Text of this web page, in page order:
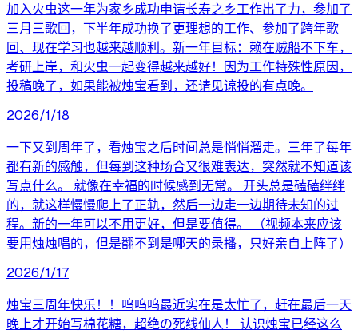
加入火虫这一年为家乡成功申请长寿之乡工作出了力，参加了
三月三歌回，下半年成功换了更理想的工作、参加了跨年歌
回、现在学习也越来越顺利。新一年目标：赖在贼船不下车，
考研上岸，和火虫一起变得越来越好！因为工作特殊性原因，
投稿晚了，如果能被烛宝看到，还请见谅投的有点晚。
2026/1/18
一下又到周年了，看烛宝之后时间总是悄悄溜走。三年了每年
都有新的感触，但每到这种场合又很难表达，突然就不知道该
写点什么。 就像在幸福的时候感到无常。 开头总是磕磕绊绊
的，就这样慢慢爬上了正轨，然后一边走一边期待未知的过
程。新的一年可以不用更好，但是要值得。 （视频本来应该
要用烛烛唱的，但是翻不到是哪天的录播，只好亲自上阵了）
2026/1/17
烛宝三周年快乐！！呜呜呜最近实在是太忙了，赶在最后一天
晚上才开始写棉花糖，超绝の死线仙人！ 认识烛宝已经这么